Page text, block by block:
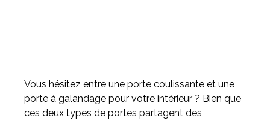
Inspirez-vous du catalogue
Personnalisez nos modèles pour créer le meuble qui vous
ressemble.
Meuble d'angle
Vous hésitez entre une porte coulissante et une
porte à galandage pour votre intérieur ? Bien que
ces deux types de portes partagent des